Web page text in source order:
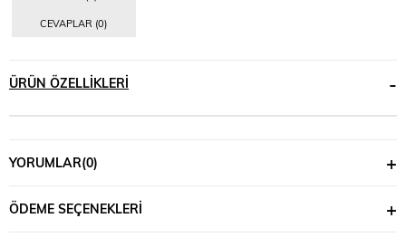
CEVAPLAR (0)
ÜRÜN ÖZELLIKLERI
YORUMLAR(0)
ÖDEME SEÇENEKLERI